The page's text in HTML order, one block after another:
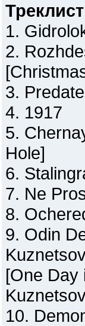
1.
2.
3.
4. 1917
5.
Hole]
6.
7. Ne
8.
9. Odin
[One Day
10.